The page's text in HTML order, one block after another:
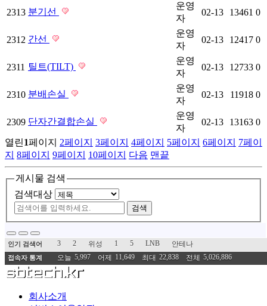
2313 분기선
운영
자
02-13 13461 0
2312 간선
운영
자
02-13 12417 0
2311 틸트(TILT)
운영
자
02-13 12733 0
2310 분배손실
운영
자
02-13 11918 0
2309 단자간결합손실
운영
자
02-13 13163 0
열린1페이지 2페이지 3페이지 4페이지 5페이지 6페이지 7페이
지 8페이지 9페이지 10페이지 다음 맨끝
게시물 검색
검색대상
검색
인기 검색어 3 2 위성 1 5 LNB 안테나
접속자 통계 오늘 5,997 어제 11,649 최대 22,838 전체 5,026,886
회사소개